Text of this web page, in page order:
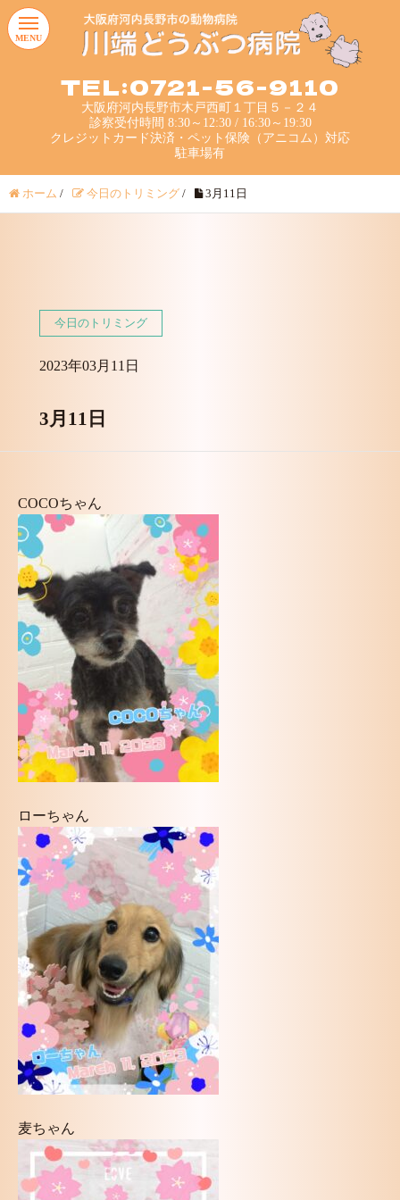
TEL:0721-56-9110
大阪府河内長野市木戸西町１丁目５－２４
診察受付時間 8:30～12:30 / 16:30～19:30
クレジットカード決済・ペット保険（アニコム）対応
駐車場有
MENU
ホーム / 今日のトリミング / 3月11日
今日のトリミング
2023年03月11日
3月11日
COCOちゃん
ローちゃん
麦ちゃん